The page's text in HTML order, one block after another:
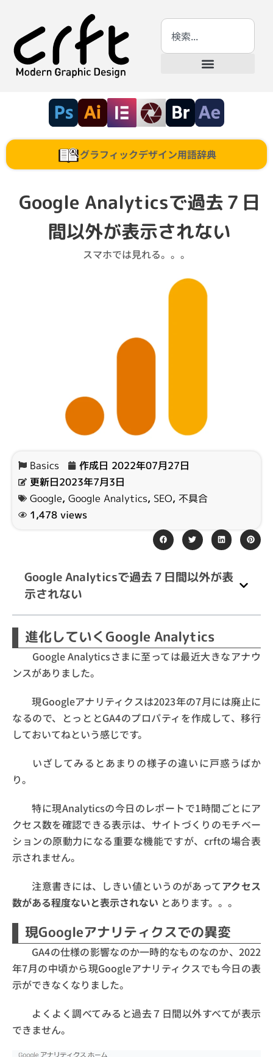
グラフィックデザイン用語辞典
Google Analyticsで過去７日
間以外が表示されない
スマホでは見れる。。。
Basics 作成日 2022年07月27日
更新日2023年7月3日
Google, Google Analytics, SEO, 不具合
1,478 views
Google Analyticsで過去７日間以外が表
示されない
進化していくGoogle Analytics
Google Analyticsさまに至っては最近大きなアナウ
ンスがありました。
現Googleアナリティクスは2023年の7月には廃止に
なるので、とっととGA4のプロパティを作成して、移行
しておいてねという感じです。
いざしてみるとあまりの様子の違いに戸惑うばか
り。
特に現Analyticsの今日のレポートで1時間ごとにア
クセス数を確認できる表示は、サイトづくりのモチベー
ションの原動力になる重要な機能ですが、crftの場合表
示されません。
注意書きには、しきい値というのがあってアクセス
数がある程度ないと表示されない とあります。。。
現Googleアナリティクスでの異変
GA4の仕様の影響なのか一時的なものなのか、2022
年7月の中頃から現Googleアナリティクスでも今日の表
示ができなくなりました。
よくよく調べてみると過去７日間以外すべてが表示
できません。